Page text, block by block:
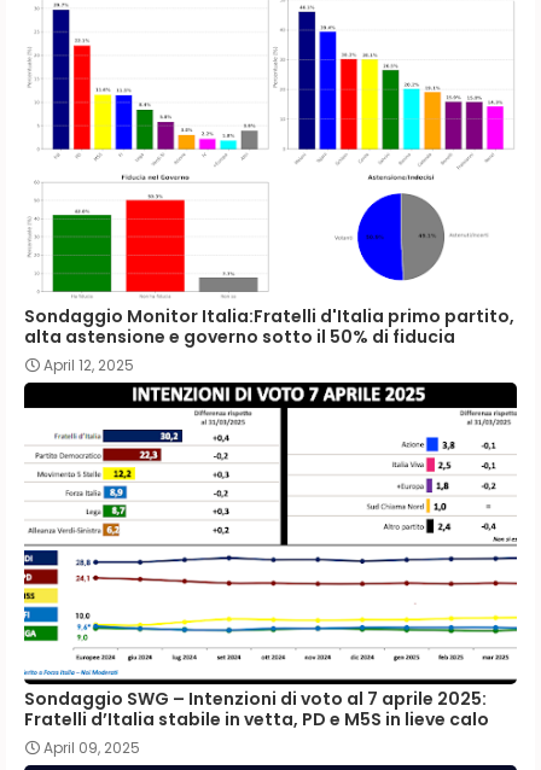
Sondaggio Monitor Italia:Fratelli d'Italia primo partito,
alta astensione e governo sotto il 50% di fiducia
April 12, 2025
Sondaggio SWG – Intenzioni di voto al 7 aprile 2025:
Fratelli d’Italia stabile in vetta, PD e M5S in lieve calo
April 09, 2025